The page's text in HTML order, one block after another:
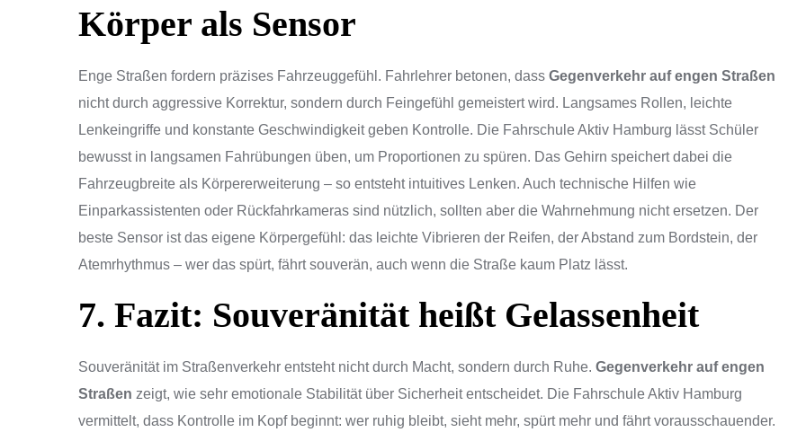
Körper als Sensor
Enge Straßen fordern präzises Fahrzeuggefühl. Fahrlehrer betonen, dass Gegenverkehr auf engen Straßen
nicht durch aggressive Korrektur, sondern durch Feingefühl gemeistert wird. Langsames Rollen, leichte
Lenkeingriffe und konstante Geschwindigkeit geben Kontrolle. Die Fahrschule Aktiv Hamburg lässt Schüler
bewusst in langsamen Fahrübungen üben, um Proportionen zu spüren. Das Gehirn speichert dabei die
Fahrzeugbreite als Körpererweiterung – so entsteht intuitives Lenken. Auch technische Hilfen wie
Einparkassistenten oder Rückfahrkameras sind nützlich, sollten aber die Wahrnehmung nicht ersetzen. Der
beste Sensor ist das eigene Körpergefühl: das leichte Vibrieren der Reifen, der Abstand zum Bordstein, der
Atemrhythmus – wer das spürt, fährt souverän, auch wenn die Straße kaum Platz lässt.
7. Fazit: Souveränität heißt Gelassenheit
Souveränität im Straßenverkehr entsteht nicht durch Macht, sondern durch Ruhe. Gegenverkehr auf engen
Straßen zeigt, wie sehr emotionale Stabilität über Sicherheit entscheidet. Die Fahrschule Aktiv Hamburg
vermittelt, dass Kontrolle im Kopf beginnt: wer ruhig bleibt, sieht mehr, spürt mehr und fährt vorausschauender.